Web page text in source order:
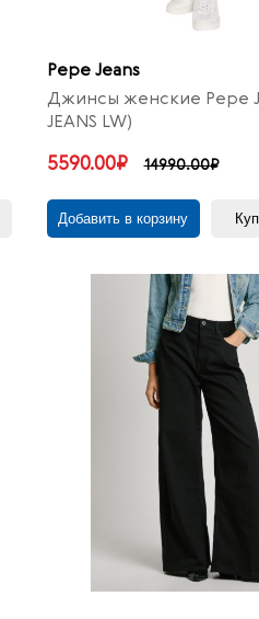
Pepe Jeans
Джинсы женские Pepe
JEANS LW)
5590.00₽ 14990.00₽
Добавить в корзину